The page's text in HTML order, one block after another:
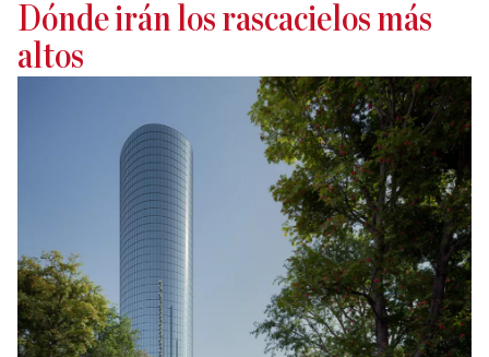
Dónde irán los rascacielos más
altos